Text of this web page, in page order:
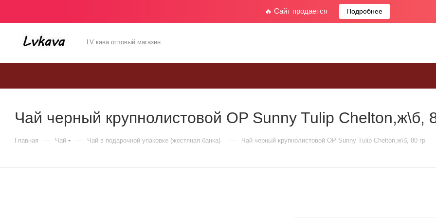
🔥 Сайт продается Подробнее
LV кава оптовый магазин
Чай черный крупнолистовой OP Sunny Tulip Chelton,ж\б,
Главная — Чай — Чай в подарочной упаковке (жестяная банка) — Чай черный крупнолистовой OP Sunny Tulip Chelton,ж\б, 80 гр